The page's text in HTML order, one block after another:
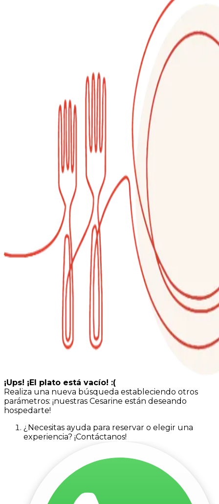
¡Ups! ¡El plato está vacío! :(
Realiza una nueva búsqueda estableciendo otros
parámetros: ¡nuestras Cesarine están deseando
hospedarte!
¿Necesitas ayuda para reservar o elegir una
experiencia? ¡Contáctanos!